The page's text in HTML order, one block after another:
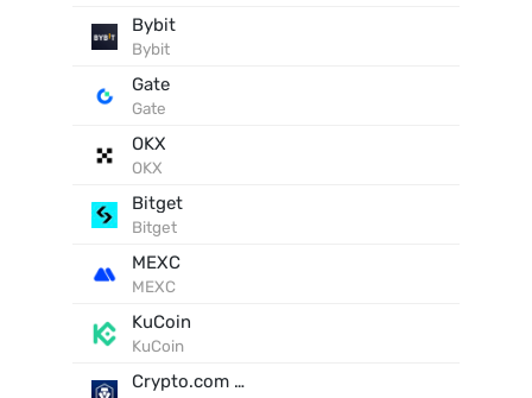
Bybit
Bybit
Gate
Gate
OKX
OKX
Bitget
Bitget
MEXC
MEXC
KuCoin
KuCoin
Crypto.com Exchange